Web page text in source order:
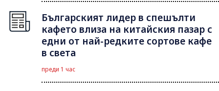
Българският лидер в спешълти
кафето влиза на китайския пазар с
едни от най-редките сортове кафе
в света
преди 1 час